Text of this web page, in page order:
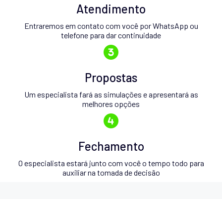
Atendimento
Entraremos em contato com você por WhatsApp ou
telefone para dar continuidade
Propostas
Um especialista fará as simulações e apresentará as
melhores opções
Fechamento
O especialista estará junto com você o tempo todo para
auxiliar na tomada de decisão